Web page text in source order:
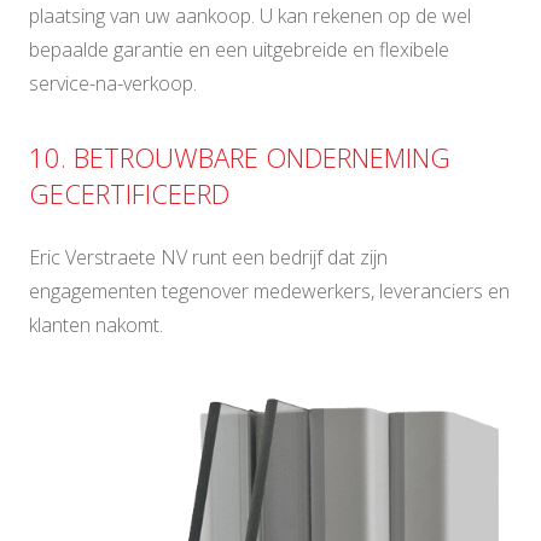
plaatsing van uw aankoop. U kan rekenen op de wel
bepaalde garantie en een uitgebreide en flexibele
service-na-verkoop.
10. BETROUWBARE ONDERNEMING
GECERTIFICEERD
Eric Verstraete NV runt een bedrijf dat zijn
engagementen tegenover medewerkers, leveranciers en
klanten nakomt.